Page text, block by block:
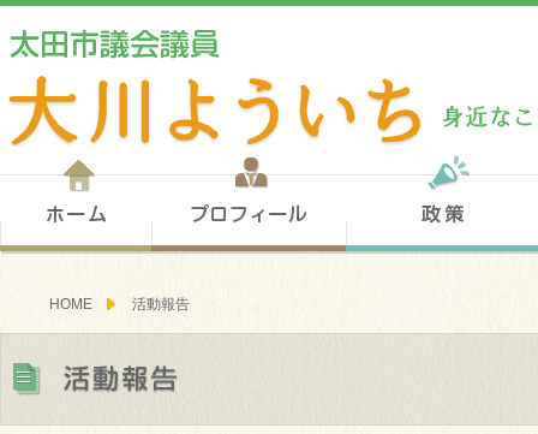
プロフィール
HOME 活動報告